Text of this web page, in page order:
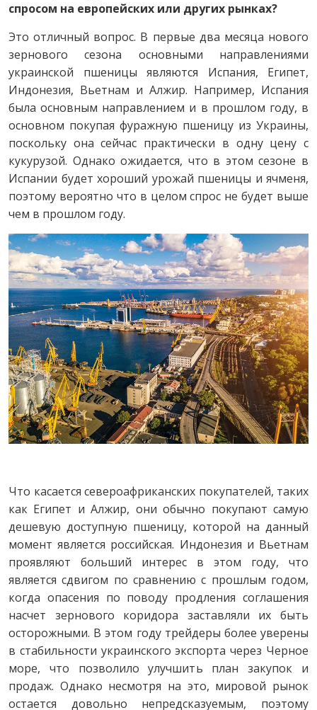
спросом на европейских или других рынках?
Это отличный вопрос. В первые два месяца нового
зернового сезона основными направлениями
украинской пшеницы являются Испания, Египет,
Индонезия, Вьетнам и Алжир. Например, Испания
была основным направлением и в прошлом году, в
основном покупая фуражную пшеницу из Украины,
поскольку она сейчас практически в одну цену с
кукурузой. Однако ожидается, что в этом сезоне в
Испании будет хороший урожай пшеницы и ячменя,
поэтому вероятно что в целом спрос не будет выше
чем в прошлом году.
Что касается североафриканских покупателей, таких
как Египет и Алжир, они обычно покупают самую
дешевую доступную пшеницу, которой на данный
момент является российская. Индонезия и Вьетнам
проявляют больший интерес в этом году, что
является сдвигом по сравнению с прошлым годом,
когда опасения по поводу продления соглашения
насчет зернового коридора заставляли их быть
осторожными. В этом году трейдеры более уверены
в стабильности украинского экспорта через Черное
море, что позволило улучшить план закупок и
продаж. Однако несмотря на это, мировой рынок
остается довольно непредсказуемым, поэтому